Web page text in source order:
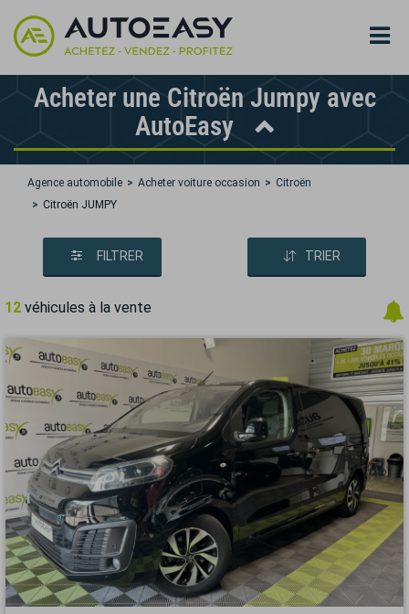
Acheter une Citroën Jumpy avec
AutoEasy
Agence automobile Acheter voiture occasion
Citroën
Citroën JUMPY
FILTRER TRIER
12 véhicules à la vente